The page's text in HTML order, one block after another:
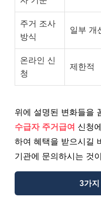
주거 조사
방식
일부 개
온라인 신
청
제한적
위에 설명된 변화들을
수급자 주거급여 신청
하여 혜택을 받으시길
기관에 문의하시는 것
3가지